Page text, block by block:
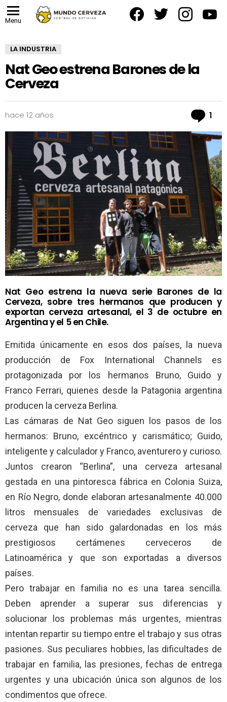
Menu
LA INDUSTRIA
Nat Geo estrena Barones de la
Cerveza
hace 12 años 1
Nat Geo estrena la nueva serie Barones de la
Cerveza, sobre tres hermanos que producen y
exportan cerveza artesanal, el 3 de octubre en
Argentina y el 5 en Chile.
Emitida únicamente en esos dos países, la nueva
producción de Fox International Channels es
protagonizada por los hermanos Bruno, Guido y
Franco Ferrari, quienes desde la Patagonia argentina
producen la cerveza Berlina.
Las cámaras de Nat Geo siguen los pasos de los
hermanos: Bruno, excéntrico y carismático; Guido,
inteligente y calculador y Franco, aventurero y curioso.
Juntos crearon “Berlina”, una cerveza artesanal
gestada en una pintoresca fábrica en Colonia Suiza,
en Río Negro, donde elaboran artesanalmente 40.000
litros mensuales de variedades exclusivas de
cerveza que han sido galardonadas en los más
prestigiosos certámenes cerveceros de
Latinoamérica y que son exportadas a diversos
países.
Pero trabajar en familia no es una tarea sencilla.
Deben aprender a superar sus diferencias y
solucionar los problemas más urgentes, mientras
intentan repartir su tiempo entre el trabajo y sus otras
pasiones. Sus peculiares hobbies, las dificultades de
trabajar en familia, las presiones, fechas de entrega
urgentes y una ubicación única son algunos de los
condimentos que ofrece.